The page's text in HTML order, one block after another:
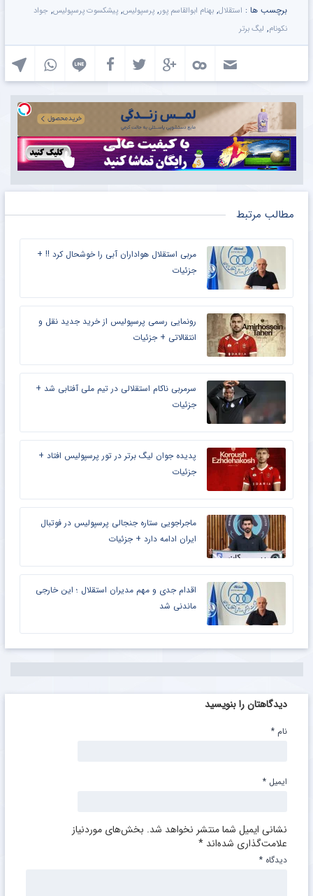
برچسب ها : استقلال, بهنام ابوالقاسم پور, پرسپولیس, پیشکسوت پرسپولیس, جواد
نکونام, لیگ برتر
مطالب مرتبط
مربی استقلال هواداران آبی را خوشحال کرد !! +
جزئیات
رونمایی رسمی پرسپولیس از خرید جدید نقل و
انتقالاتی + جزئیات
سرمربی ناکام استقلالی در تیم ملی آفتابی شد +
جزئیات
پدیده جوان لیگ برتر در تور پرسپولیس افتاد +
جزئیات
ماجراجویی ستاره جنجالی پرسپولیس در فوتبال
ایران ادامه دارد + جزئیات
اقدام جدی و مهم مدیران استقلال ؛ این خارجی
ماندنی شد
دیدگاهتان را بنویسید
نشانی ایمیل شما منتشر نخواهد شد. بخش‌های موردنیاز
علامت‌گذاری شده‌اند *
دیدگاه *
نام *
ایمیل *